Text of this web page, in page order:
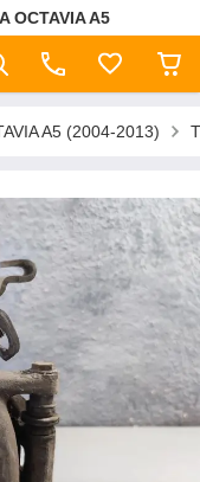
OCTAVIA A5
A5 (2004-2013)